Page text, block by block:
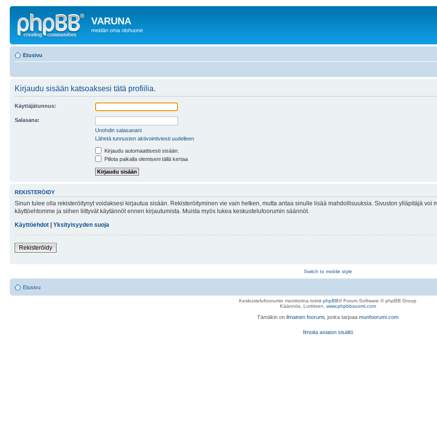
VARUNA
meidän oma olohuone
Etusivu
Kirjaudu sisään katsoaksesi tätä profiilia.
Käyttäjätunnus:
Salasana:
Unohdin salasanani
Lähetä tunnusten aktivointiviesti uudelleen
Kirjaudu automaattisesti sisään.
Piilota paikalla olemiseni tällä kertaa
REKISTERÖIDY
Sinun tulee olla rekisteröitynyt voidaksesi kirjautua sisään. Rekisteröityminen vie vain hetken, mutta antaa sinulle lisää mahdollisuuksia. Sivuston ylläpitäjä
käyttöehtomme ja siihen liittyvät käytännöt ennen kirjautumista. Muista myös lukea keskustelufoorumin säännöt.
Käyttöehdot
Yksityisyyden suoja
Rekisteröidy
Switch to mobile style
Etusivu
Keskustelufoorumin moottorina toimii phpBB® Forum Software © phpBB Group
Käännös, Lurttinen, www.phpbbsuomi.com
Tämäkin on ilmainen foorumi , jonka tarjoaa munfoorumi.com
Ilmoita asiaton sisältö